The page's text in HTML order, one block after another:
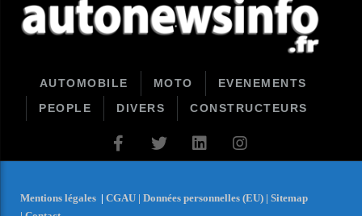
AUTOMOBILE MOTO
EVENEMENTS
PEOPLE
DIVERS CONSTRUCTEURS
Mentions légales | CGAU | Données personnelles (EU) | Sitemap